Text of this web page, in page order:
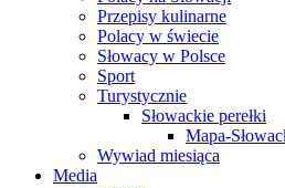
Przepisy kulinarne
Polacy w świecie
Słowacy w Polsce
Sport
Turystycznie
Słowackie perełki
Mapa-
Wywiad miesiąca
Media